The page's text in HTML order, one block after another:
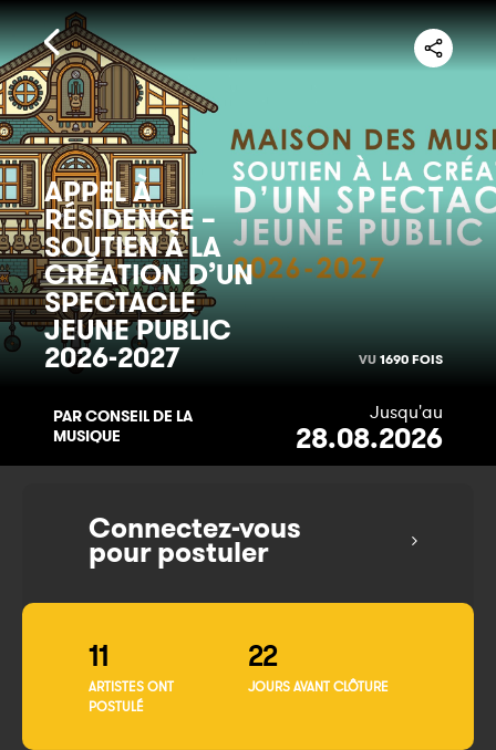
APPEL À
RÉSIDENCE –
SOUTIEN À LA
CRÉATION D’UN
SPECTACLE
JEUNE PUBLIC
2026-2027 VU 1690 FOIS
PAR CONSEIL DE LA
MUSIQUE
Jusqu'au
28.08.2026
Connectez-vous
pour postuler
11
ARTISTES ONT
POSTULÉ
22
JOURS AVANT CLÔTURE